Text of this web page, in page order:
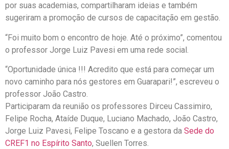
por suas academias, compartilharam ideias e também
sugeriram a promoção de cursos de capacitação em gestão.
“Foi muito bom o encontro de hoje. Até o próximo”, comentou
o professor Jorge Luiz Pavesi em uma rede social.
“Oportunidade única !!! Acredito que está para começar um
novo caminho para nós gestores em Guarapari!”, escreveu o
professor João Castro.
Participaram da reunião os professores Dirceu Cassimiro,
Felipe Rocha, Ataíde Duque, Luciano Machado, João Castro,
Jorge Luiz Pavesi, Felipe Toscano e a gestora da Sede do
CREF1 no Espírito Santo, Suellen Torres.